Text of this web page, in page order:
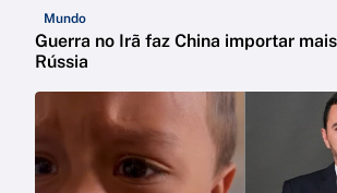
Mundo
Guerra no Irã faz China importar
Rússia